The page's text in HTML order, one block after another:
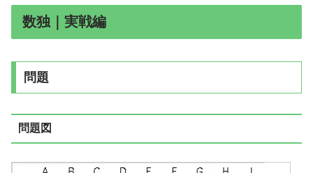
数独｜実戦編
問題
問題図